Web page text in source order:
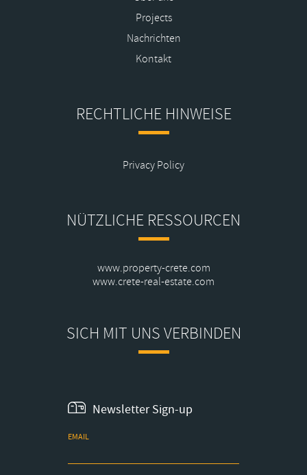
Projects
Nachrichten
Kontakt
RECHTLICHE HINWEISE
Privacy Policy
NÜTZLICHE RESSOURCEN
www.property-crete.com
www.crete-real-estate.com
SICH MIT UNS VERBINDEN
Newsletter Sign-up
EMAIL